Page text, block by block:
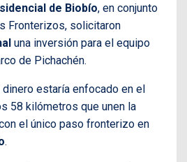
de Biobío, en conjunto
Fronterizos, solicitaron
una inversión para el equipo
de Pichachén.
estaría enfocado en el
58 kilómetros que unen la
el único paso fronterizo en
.